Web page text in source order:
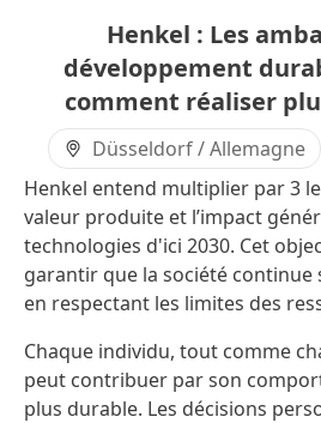
Henkel : Les
développement
comment réaliser
Düsseldorf / Allemagne
Henkel entend multiplier par 3
valeur produite et l’impact
technologies d'ici 2030. Cet
garantir que la société continue
en respectant les limites des
Chaque individu, tout comme
peut contribuer par son
plus durable. Les décisions